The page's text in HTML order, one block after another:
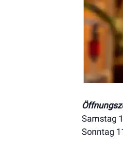
Samstag
Sonntag